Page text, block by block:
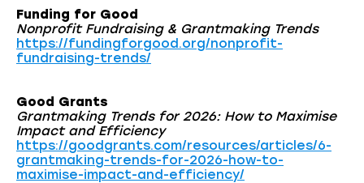
Funding for Good
Nonprofit Fundraising & Grantmaking Trends
https://fundingforgood.org/nonprofit-
fundraising-trends/
Good Grants
Grantmaking Trends for 2026: How to Maximise
Impact and Efficiency
https://goodgrants.com/resources/articles/6-
grantmaking-trends-for-2026-how-to-
maximise-impact-and-efficiency/